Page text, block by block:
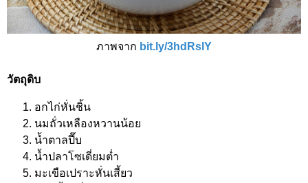
ภาพจาก bit.ly/3hdRslY
วัตถุดิบ
อกไก่หั่นชิ้น
นมถั่วเหลืองหวานน้อย
น้ำตาลปี๊บ
น้ำปลาโซเดี่ยมต่ำ
มะเขือเปราะหั่นเสี้ยว